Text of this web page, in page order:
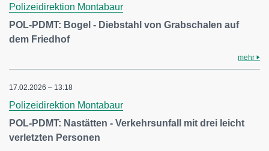
Polizeidirektion Montabaur
POL-PDMT: Bogel - Diebstahl von Grabschalen auf
dem Friedhof
mehr
17.02.2026 – 13:18
Polizeidirektion Montabaur
POL-PDMT: Nastätten - Verkehrsunfall mit drei leicht
verletzten Personen